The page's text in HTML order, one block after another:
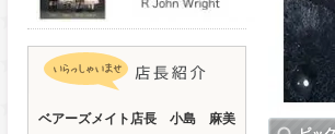
ベアーズメイト店長 小島 麻美